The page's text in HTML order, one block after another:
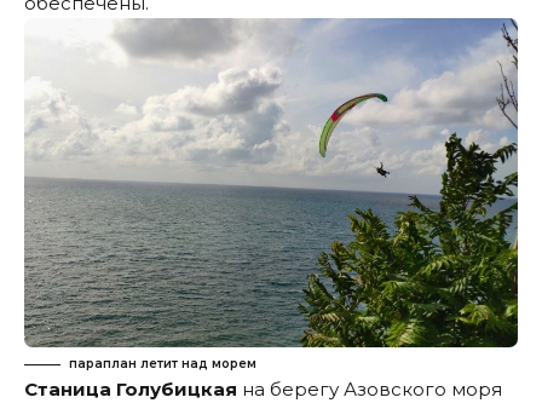
параплан летит над морем
Станица Голубицкая на берегу Азовского моря